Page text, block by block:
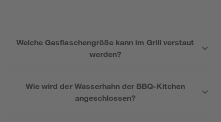
Welche Gasflaschengröße kann im Grill verstaut
werden?
Wie wird der Wasserhahn der BBQ-Kitchen
angeschlossen?